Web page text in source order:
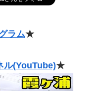
ラム★
ル(YouTube)★